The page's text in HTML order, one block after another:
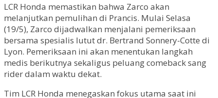
LCR Honda memastikan bahwa Zarco akan
melanjutkan pemulihan di Prancis. Mulai Selasa
(19/5), Zarco dijadwalkan menjalani pemeriksaan
bersama spesialis lutut dr. Bertrand Sonnery-Cotte di
Lyon. Pemeriksaan ini akan menentukan langkah
medis berikutnya sekaligus peluang comeback sang
rider dalam waktu dekat.
Tim LCR Honda menegaskan fokus utama saat ini